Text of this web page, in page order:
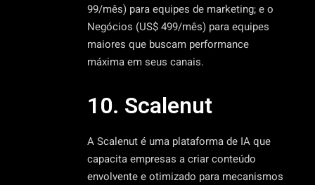
99/mês) para equipes de marketing; e o
Negócios (US$ 499/mês) para equipes
maiores que buscam performance
máxima em seus canais.
10. Scalenut
A Scalenut é uma plataforma de IA que
capacita empresas a criar conteúdo
envolvente e otimizado para mecanismos